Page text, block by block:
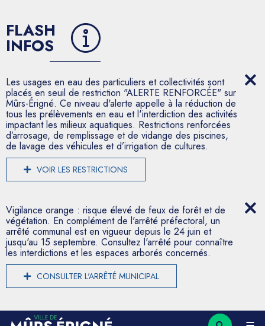
FLASH
INFOS
Les usages en eau des particuliers et collectivités sont
placés en seuil de restriction "ALERTE RENFORCÉE" sur
Mûrs-Érigné. Ce niveau d'alerte appelle à la réduction de
tous les prélèvements en eau et l'interdiction des activités
impactant les milieux aquatiques. Restrictions renforcées
d’arrosage, de remplissage et de vidange des piscines,
de lavage des véhicules et d’irrigation de cultures.
VOIR LES RESTRICTIONS
Vigilance orange : risque élevé de feux de forêt et de
végétation. En complément de l'arrêté préfectoral, un
arrêté communal est en vigueur depuis le 24 juin et
jusqu'au 15 septembre. Consultez l'arrêté pour connaître
les interdictions et les espaces arborés concernés.
CONSULTER L'ARRÊTÉ MUNICIPAL